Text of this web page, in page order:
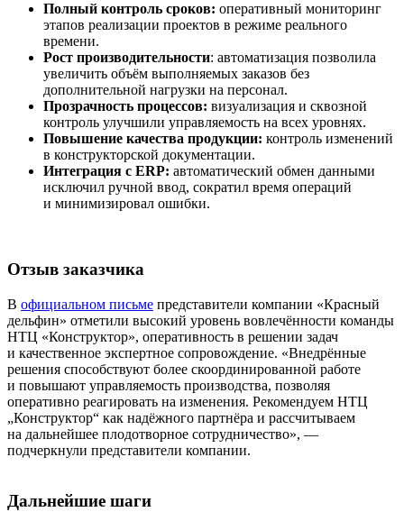
Полный контроль сроков: оперативный мониторинг
этапов реализации проектов в режиме реального
времени.
Рост производительности: автоматизация позволила
увеличить объём выполняемых заказов без
дополнительной нагрузки на персонал.
Прозрачность процессов: визуализация и сквозной
контроль улучшили управляемость на всех уровнях.
Повышение качества продукции: контроль изменений
в конструкторской документации.
Интеграция с ERP: автоматический обмен данными
исключил ручной ввод, сократил время операций
и минимизировал ошибки.
Отзыв заказчика
В официальном письме представители компании «Красный
дельфин» отметили высокий уровень вовлечённости команды
НТЦ «Конструктор», оперативность в решении задач
и качественное экспертное сопровождение. «Внедрённые
решения способствуют более скоординированной работе
и повышают управляемость производства, позволяя
оперативно реагировать на изменения. Рекомендуем НТЦ
„Конструктор“ как надёжного партнёра и рассчитываем
на дальнейшее плодотворное сотрудничество», —
подчеркнули представители компании.
Дальнейшие шаги